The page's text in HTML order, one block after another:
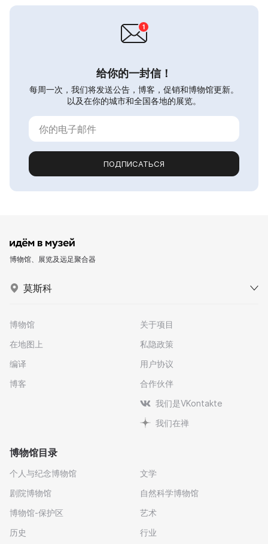
给你的一封信！
每周一次，我们将发送公告，博客，促销和博物馆更新。
以及在你的城市和全国各地的展览。
ПОДПИСАТЬСЯ
博物馆、展览及远足聚合器
莫斯科
博物馆
在地图上
编译
博客
关于项目
私隐政策
用户协议
合作伙伴
我们是VKontakte
我们在禅
博物馆目录
个人与纪念博物馆
剧院博物馆
博物馆-保护区
历史
文学
自然科学博物馆
艺术
行业